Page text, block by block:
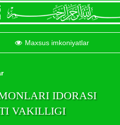
Maxsus imkoniyatlar
IDORASI
VAKILLIGI